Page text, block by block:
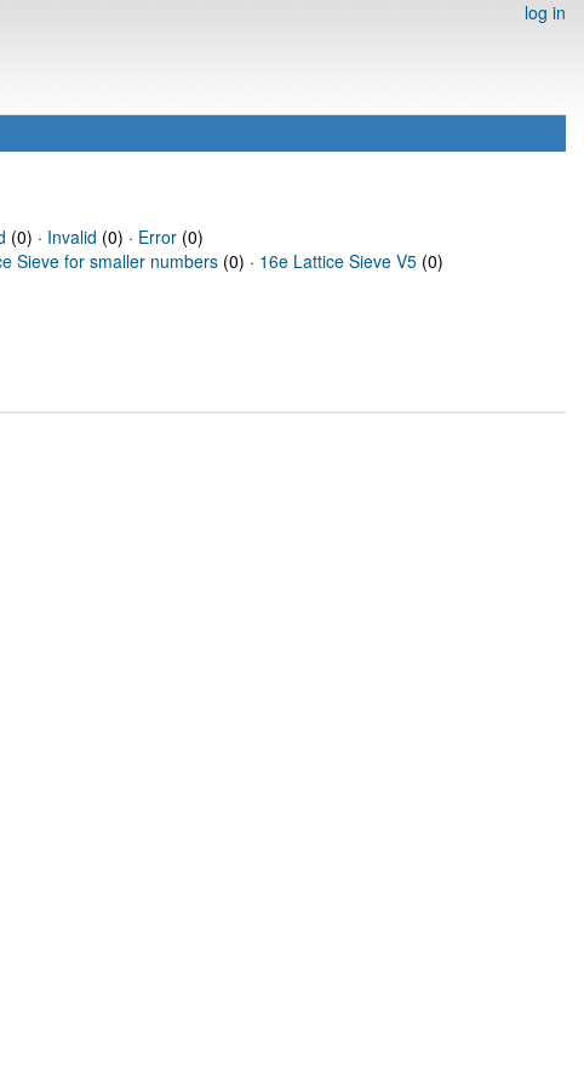
log in
(0) · Invalid (0) · Error(0)
Sieve for smaller numbers (0) · 16e Lattice Sieve V5 (0)